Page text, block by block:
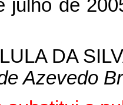
julho de
DA
Azevedo